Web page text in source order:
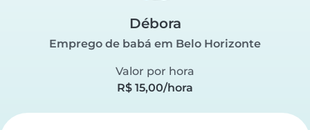
Débora
Emprego de babá em Belo Horizonte
Valor por hora
R$ 15,00/hora